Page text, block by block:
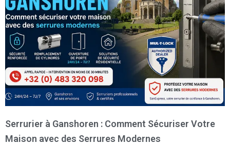
Serrurier à Ganshoren : Comment Sécuriser Votre
Maison avec des Serrures Modernes